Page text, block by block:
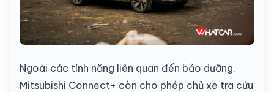
Ngoài các tính năng liên quan đến bảo dưỡng,
Mitsubishi Connect+ còn cho phép chủ xe tra cứu